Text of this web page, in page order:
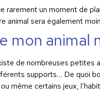
rarement un moment de
animal sera également
animal
de nombreuses
supports… De quoi
même certains jeux,